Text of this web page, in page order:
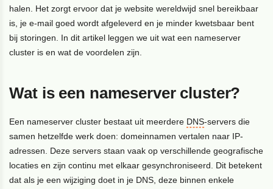
Webmail
Je mail bekijken in een online omgeving
halen. Het zorgt ervoor dat je website wereldwijd snel bereikbaar
is, je e-mail goed wordt afgeleverd en je minder kwetsbaar bent
bij storingen. In dit artikel leggen we uit wat een nameserver
cluster is en wat de voordelen zijn.
Wat is een nameserver cluster?
Een nameserver cluster bestaat uit meerdere DNS-servers die
samen hetzelfde werk doen: domeinnamen vertalen naar IP-
adressen. Deze servers staan vaak op verschillende geografische
locaties en zijn continu met elkaar gesynchroniseerd. Dit betekent
dat als je een wijziging doet in je DNS, deze binnen enkele